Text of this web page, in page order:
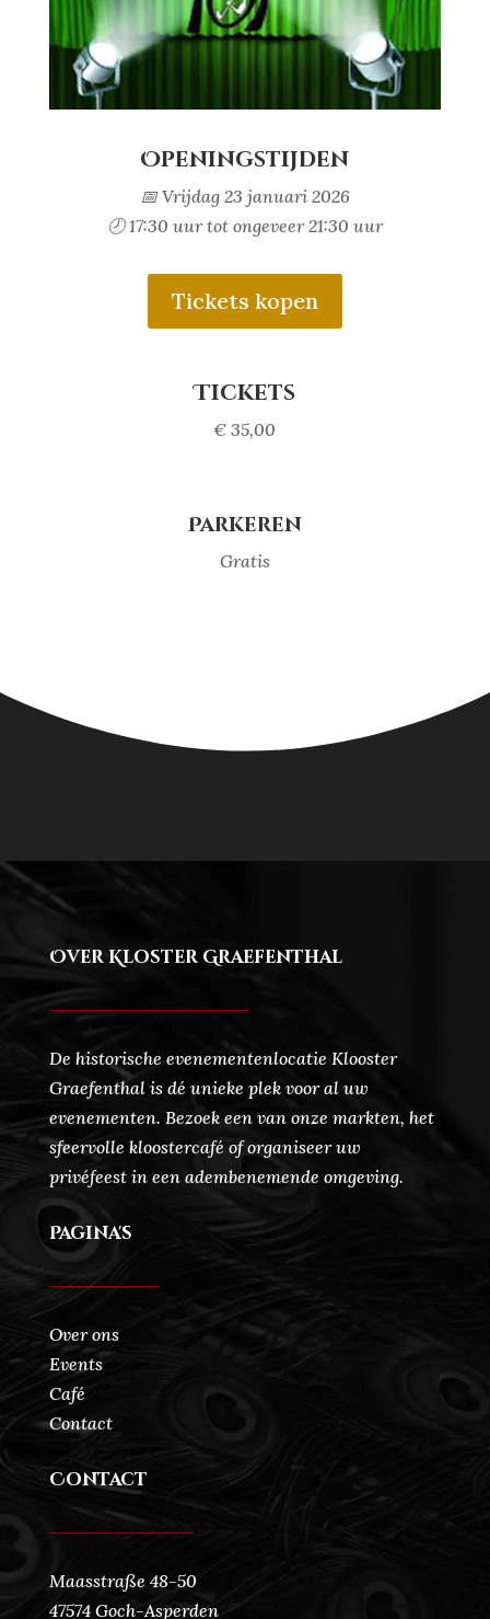
Openingstijden
📅 Vrijdag 23 januari 2026
🕗 17:30 uur tot ongeveer 21:30 uur
Tickets kopen
Tickets
€ 35,00
Parkeren
Gratis
Over Kloster Graefenthal
De historische evenementenlocatie Klooster
Graefenthal is dé unieke plek voor al uw
evenementen. Bezoek een van onze markten, het
sfeervolle kloostercafé of organiseer uw
privéfeest in een adembenemende omgeving.
Pagina's
Over ons
Events
Café
Contact
Contact
Maasstraße 48-50
47574 Goch-Asperden